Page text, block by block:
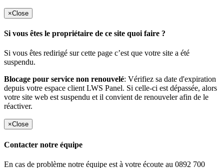
×Close
Si vous êtes le propriétaire de ce site quoi faire ?
Si vous êtes redirigé sur cette page c’est que votre site a été
suspendu.
Blocage pour service non renouvelé: Vérifiez sa date d'expiration
depuis votre espace client LWS Panel. Si celle-ci est dépassée, alors
votre site web est suspendu et il convient de renouveler afin de le
réactiver.
×Close
Contacter notre équipe
En cas de problème notre équipe est à votre écoute au 0892 700